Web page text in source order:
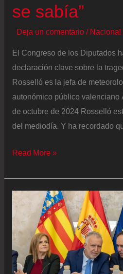
se sabía”
Deja un comentario / Nacional
El Congreso de los Diputados
declaración clave sobre la
Rosselló es la jefa de
autonómico público valenciano
de octubre de 2024 Rosselló
del mediodía. Y ha recordado
La
de
meteorología
canal
autonómico
valenciano
desmonta
Read More »